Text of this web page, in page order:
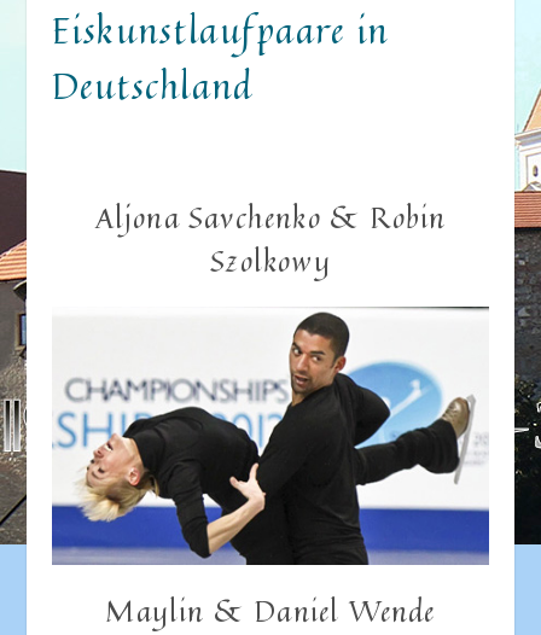
Eiskunstlaufpaare in
Deutschland
Aljona Savchenko & Robin
Szolkowy
Maylin & Daniel Wende